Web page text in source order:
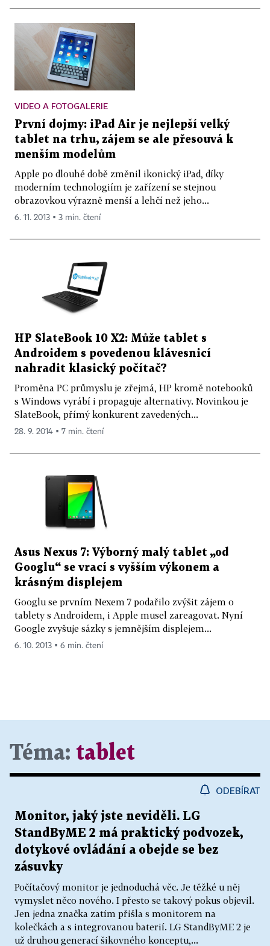
VIDEO A FOTOGALERIE
První dojmy: iPad Air je nejlepší velký
tablet na trhu, zájem se ale přesouvá k
menším modelům
Apple po dlouhé době změnil ikonický iPad, díky
moderním technologiím je zařízení se stejnou
obrazovkou výrazně menší a lehčí než jeho...
6. 11. 2013 ▪ 3 min. čtení
HP SlateBook 10 X2: Může tablet s
Androidem s povedenou klávesnicí
nahradit klasický počítač?
Proměna PC průmyslu je zřejmá, HP kromě notebooků
s Windows vyrábí i propaguje alternativy. Novinkou je
SlateBook, přímý konkurent zavedených...
28. 9. 2014 ▪ 7 min. čtení
Asus Nexus 7: Výborný malý tablet „od
Googlu“ se vrací s vyšším výkonem a
krásným displejem
Googlu se prvním Nexem 7 podařilo zvýšit zájem o
tablety s Androidem, i Apple musel zareagovat. Nyní
Google zvyšuje sázky s jemnějším displejem...
6. 10. 2013 ▪ 6 min. čtení
Téma: tablet
ODEBÍRAT
Monitor, jaký jste neviděli. LG
StandByME 2 má praktický podvozek,
dotykové ovládání a obejde se bez
zásuvky
Počítačový monitor je jednoduchá věc. Je těžké u něj
vymyslet něco nového. I přesto se takový pokus objevil.
Jen jedna značka zatím přišla s monitorem na
kolečkách a s integrovanou baterií. LG StandByME 2 je
už druhou generací šikovného konceptu,...